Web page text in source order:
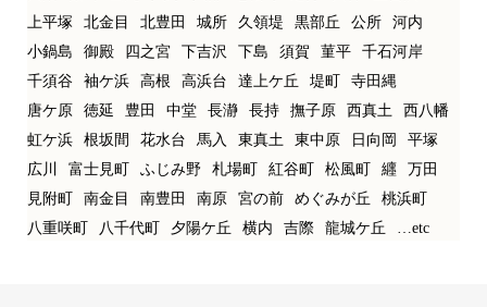
上平塚
北金目 北豊田 城所 久領堤 黒部丘 公所
河内
小鍋島
御殿 四之宮 下吉沢 下島 須賀 菫平
千石河岸
千須谷
袖ケ浜 高根 高浜台 達上ケ丘 堤町
寺田縄
唐ケ原
徳延 豊田 中堂 長瀞 長持 撫子原 西真土
西八幡
虹ケ浜
根坂間 花水台 馬入 東真土 東中原 日向岡
平塚
広川
富士見町 ふじみ野 札場町 紅谷町 松風町 纒
万田
見附町
南金目 南豊田 南原 宮の前 めぐみが丘
桃浜町
八重咲町
八千代町 夕陽ケ丘 横内 吉際 龍城ケ丘 …etc